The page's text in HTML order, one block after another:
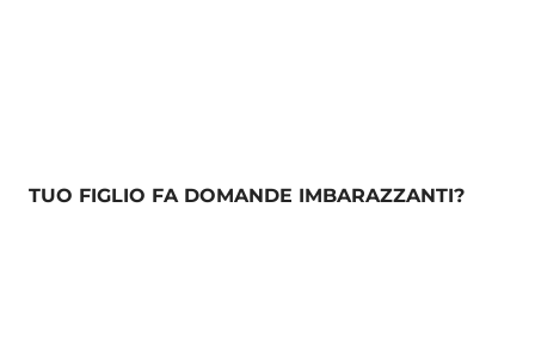
TUO FIGLIO FA DOMANDE IMBARAZZANTI?